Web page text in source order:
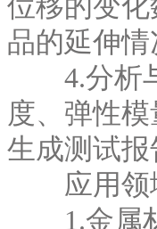
位移的变
品的延伸情
4.分析与
度、弹性
生成测试报
应用领
1.金属材